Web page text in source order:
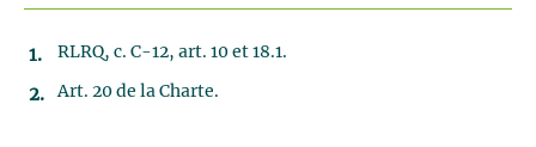
RLRQ, c. C-12, art. 10 et 18.1.
Art. 20 de la Charte.